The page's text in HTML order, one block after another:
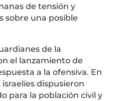
de tensión y
sobre una posible
de la
el lanzamiento de
a la ofensiva. En
dispusieron
para la población civil y